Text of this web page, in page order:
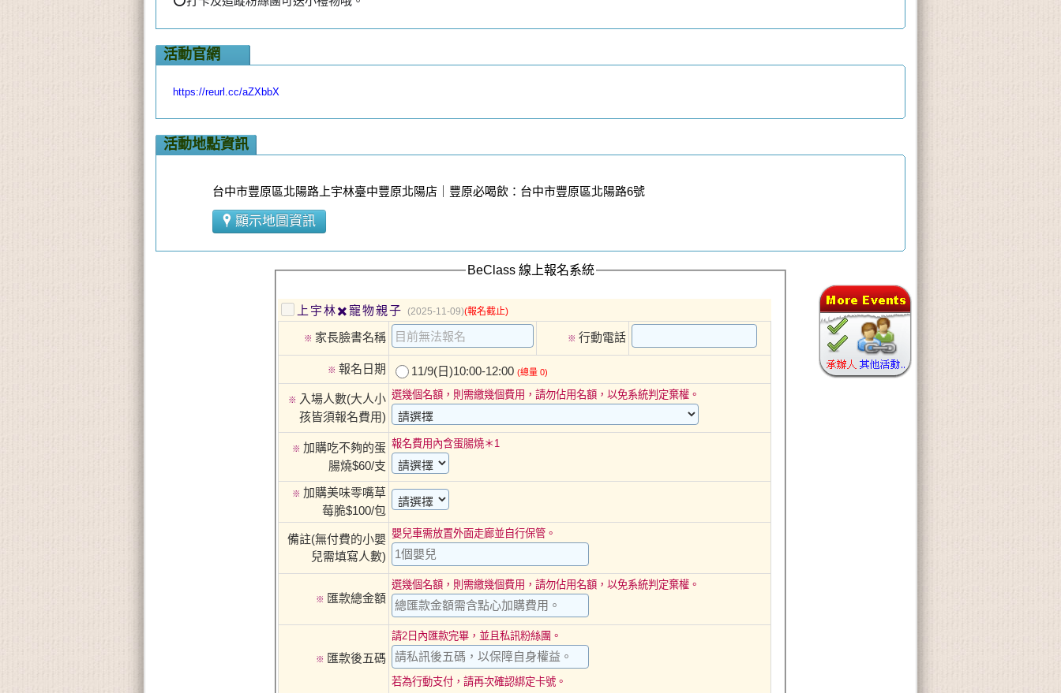
活動官網
https://reurl.cc/aZXbbX
活動地點資訊
台中市豐原區北陽路上宇林臺中豐原北陽店｜豐原必喝飲：台中市豐原區北陽路6號
顯示地圖資訊
BeClass 線上報名系統
上宇林✖️寵物親子 (2025-11-09)(報名截止)
※ 家長臉書名稱 ※ 行動電話
※ 報名日期 11/9(日)10:00-12:00 (總量 0)
※
入場人數(大人小
孩皆須報名費用)
選幾個名額，則需繳幾個費用，請勿佔用名額，以免系統判定棄權。
※ 加購吃不夠的蛋
腸燒$60/支
報名費用內含蛋腸燒＊1
※ 加購美味零嘴草
莓脆$100/包
備註(無付費的小嬰
兒需填寫人數)
嬰兒車需放置外面走廊並自行保管。
※ 匯款總金額
選幾個名額，則需繳幾個費用，請勿佔用名額，以免系統判定棄權。
※ 匯款後五碼
請2日內匯款完畢，並且私訊粉絲團。
若為行動支付，請再次確認綁定卡號。